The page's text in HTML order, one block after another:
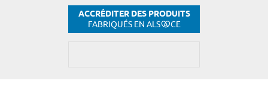
ACCRÉDITER DES PRODUITS
FABRIQUÉS EN ALS CE